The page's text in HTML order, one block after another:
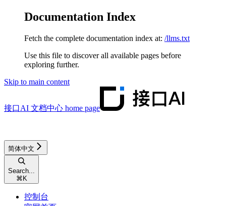
Documentation Index
Fetch the complete documentation index at: /llms.txt
Use this file to discover all available pages before
exploring further.
Skip to main content
接口AI 文档中心 home page
简体中文
Search...
⌘ K
控制台